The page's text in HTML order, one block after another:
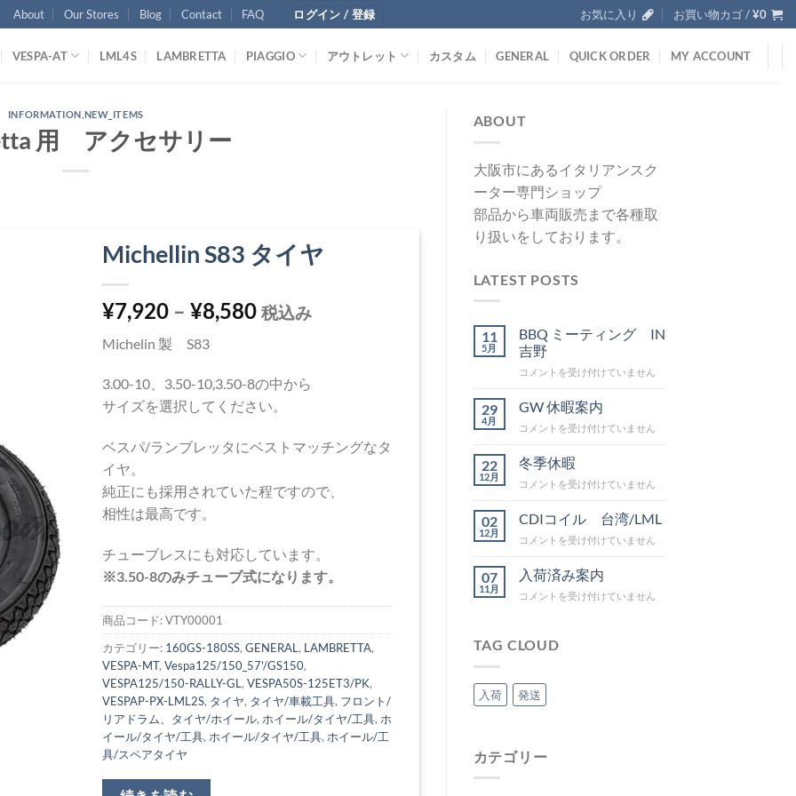
About Our Stores Blog Contact FAQ ログイン / 登録 お気に入り お買い物カゴ /¥0
VESPA-AT LML4S LAMBRETTA PIAGGIO アウトレット カスタム GENERAL QUICK ORDER MY ACCOUNT
INFORMATION NEW_ITEMS
用 アクセサリー
Michellin S83 タイヤ
¥7,920 –¥8,580 税込み
Michelin 製 S83
3.00-10、3.50-10,3.50-8の中から
サイズを選択してください。
ベスパ/ランブレッタにベストマッチングなタ
イヤ。
純正にも採用されていた程ですので、
相性は最高です。
チューブレスにも対応しています。
※3.50-8のみチューブ式になります。
商品コード:VTY00001
カテゴリー: 160GS-180SS,GENERAL, LAMBRETTA,
VESPA-MT,Vespa125/150_57'/GS150,
VESPA125/150-RALLY-GL,VESPA50S-125ET3/PK,
VESPAP-PX-LML2S, タイヤ, タイヤ/車載工具, フロント/
リアドラム、タイヤ/ホイール, ホイール/タイヤ/工具, ホ
イール/タイヤ/工具, ホイール/タイヤ/工具, ホイール/工
具/スペアタイヤ
ABOUT
大阪市にあるイタリアンスク
ーター専門ショップ
部品から車両販売まで各種取
り扱いをしております。
LATEST POSTS
11
5月
BBQ ミーティング IN
吉野
BBQ
ー
ィ
グ
吉
は
コメントを受け付けていません
29
4月
GW 休暇案内
GW
暇
案
内
コメントを受け付けていません
22
12月
冬季休暇
冬
休
は
コメントを受け付けていません
02
12月
CDIコイル 台湾/LML
CDI
イ
ル
台
コメントを受け付けていません
07
11月
入荷済み案内
入
み
は
コメントを受け付けていません
TAG CLOUD
入荷 発送
カテゴリー